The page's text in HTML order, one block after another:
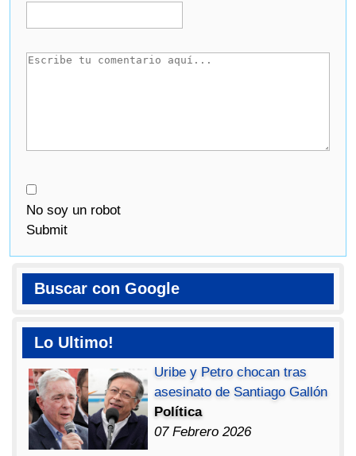
No soy un robot
Submit
Buscar con Google
Lo Ultimo!
Uribe y Petro chocan tras
asesinato de Santiago Gallón
Política
07 Febrero 2026